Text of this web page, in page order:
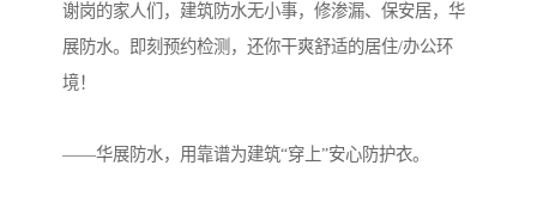
谢岗的家人们，建筑防水无小事，修渗漏、保安居，华
展防水。即刻预约检测，还你干爽舒适的居住/办公环
境！
——华展防水，用靠谱为建筑“穿上”安心防护衣。